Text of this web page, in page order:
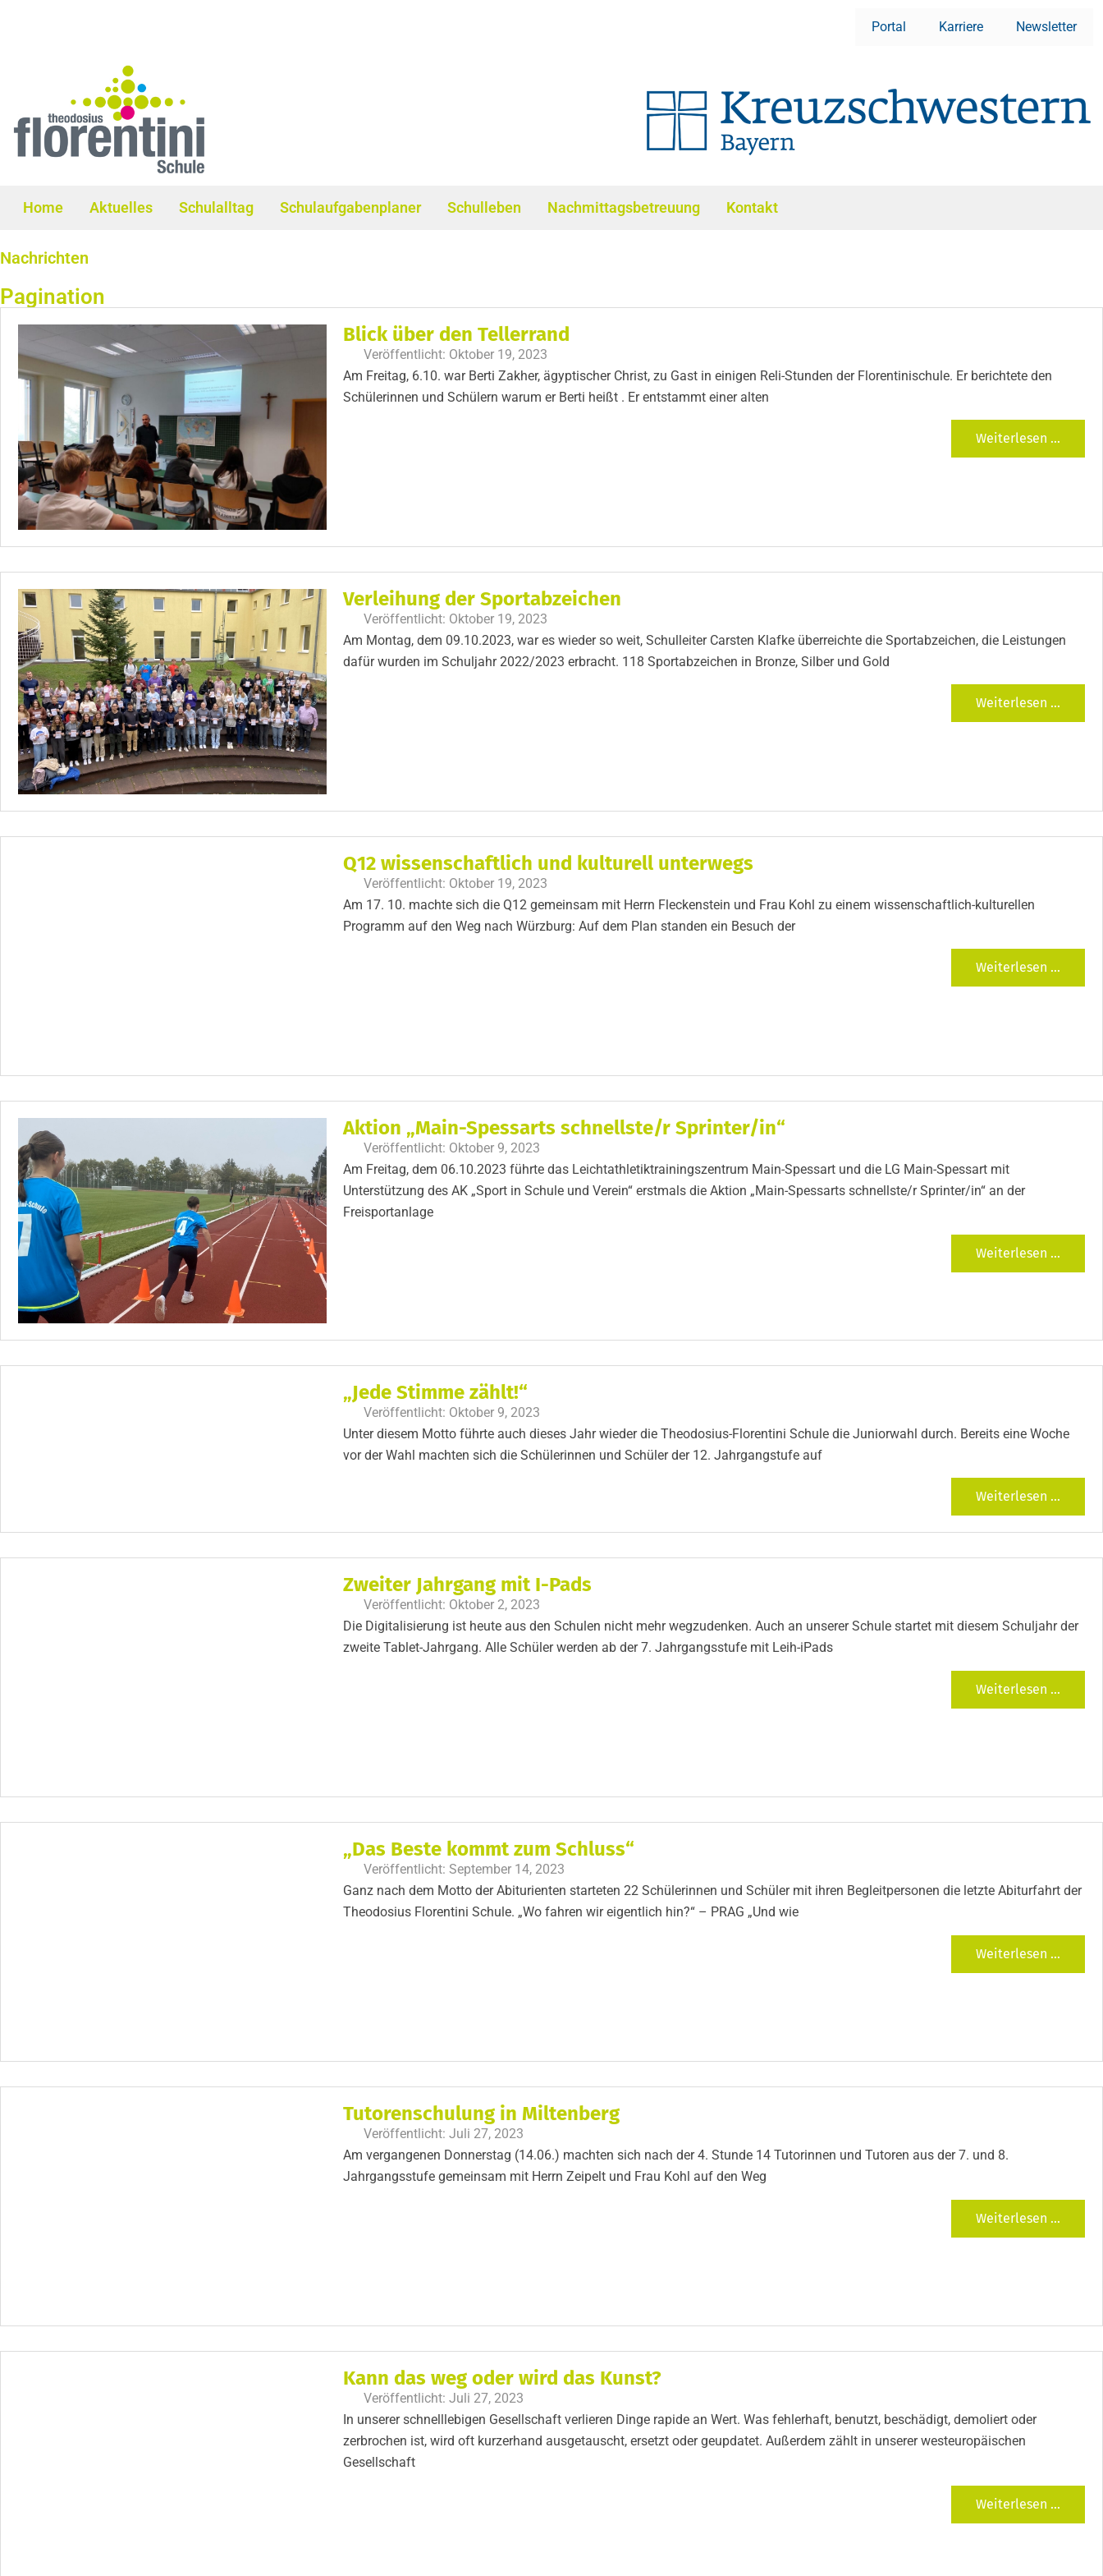
Portal Karriere Newsletter
Home Aktuelles Schulalltag Schulaufgabenplaner Schulleben Nachmittagsbetreuung Kontakt
Nachrichten
Pagination
Blick über den Tellerrand
Veröffentlicht: Oktober 19, 2023
Am Freitag, 6.10. war Berti Zakher, ägyptischer Christ, zu Gast in einigen Reli-Stunden der Florentinischule. Er berichtete den
Schülerinnen und Schülern warum er Berti heißt . Er entstammt einer alten
Weiterlesen ...
Verleihung der Sportabzeichen
Veröffentlicht: Oktober 19, 2023
Am Montag, dem 09.10.2023, war es wieder so weit, Schulleiter Carsten Klafke überreichte die Sportabzeichen, die Leistungen
dafür wurden im Schuljahr 2022/2023 erbracht. 118 Sportabzeichen in Bronze, Silber und Gold
Weiterlesen ...
Q12 wissenschaftlich und kulturell unterwegs
Veröffentlicht: Oktober 19, 2023
Am 17. 10. machte sich die Q12 gemeinsam mit Herrn Fleckenstein und Frau Kohl zu einem wissenschaftlich-kulturellen
Programm auf den Weg nach Würzburg: Auf dem Plan standen ein Besuch der
Weiterlesen ...
Aktion „Main-Spessarts schnellste/r Sprinter/in“
Veröffentlicht: Oktober 9, 2023
Am Freitag, dem 06.10.2023 führte das Leichtathletiktrainingszentrum Main-Spessart und die LG Main-Spessart mit
Unterstützung des AK „Sport in Schule und Verein“ erstmals die Aktion „Main-Spessarts schnellste/r Sprinter/in“ an der
Freisportanlage
Weiterlesen ...
„Jede Stimme zählt!“
Veröffentlicht: Oktober 9, 2023
Unter diesem Motto führte auch dieses Jahr wieder die Theodosius-Florentini Schule die Juniorwahl durch. Bereits eine Woche
vor der Wahl machten sich die Schülerinnen und Schüler der 12. Jahrgangstufe auf
Weiterlesen ...
Zweiter Jahrgang mit I-Pads
Veröffentlicht: Oktober 2, 2023
Die Digitalisierung ist heute aus den Schulen nicht mehr wegzudenken. Auch an unserer Schule startet mit diesem Schuljahr der
zweite Tablet-Jahrgang. Alle Schüler werden ab der 7. Jahrgangsstufe mit Leih-iPads
Weiterlesen ...
„Das Beste kommt zum Schluss“
Veröffentlicht: September 14, 2023
Ganz nach dem Motto der Abiturienten starteten 22 Schülerinnen und Schüler mit ihren Begleitpersonen die letzte Abiturfahrt der
Theodosius Florentini Schule. „Wo fahren wir eigentlich hin?“ – PRAG „Und wie
Weiterlesen ...
Tutorenschulung in Miltenberg
Veröffentlicht: Juli 27, 2023
Am vergangenen Donnerstag (14.06.) machten sich nach der 4. Stunde 14 Tutorinnen und Tutoren aus der 7. und 8.
Jahrgangsstufe gemeinsam mit Herrn Zeipelt und Frau Kohl auf den Weg
Weiterlesen ...
Kann das weg oder wird das Kunst?
Veröffentlicht: Juli 27, 2023
In unserer schnelllebigen Gesellschaft verlieren Dinge rapide an Wert. Was fehlerhaft, benutzt, beschädigt, demoliert oder
zerbrochen ist, wird oft kurzerhand ausgetauscht, ersetzt oder geupdatet. Außerdem zählt in unserer westeuropäischen
Gesellschaft
Weiterlesen ...